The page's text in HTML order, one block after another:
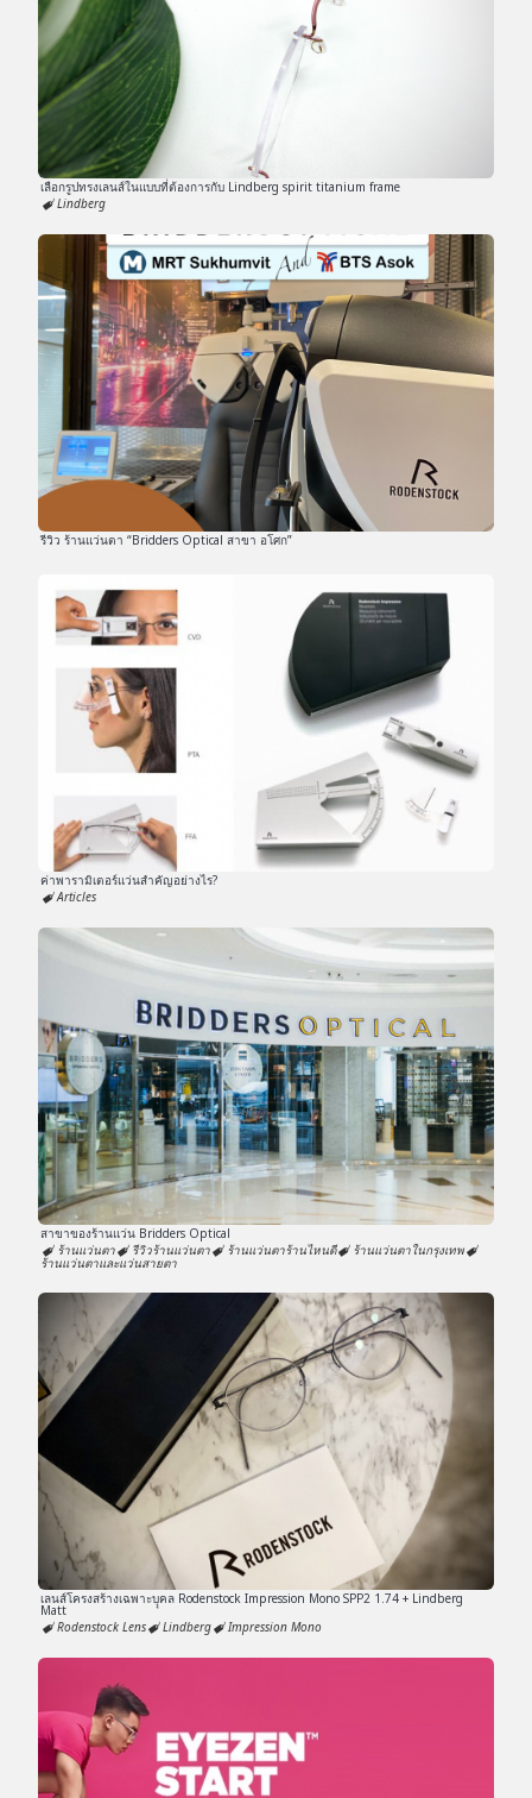
เลือกรูปทรงเลนส์ในแบบที่ต้องการกับ Lindberg spirit titanium frame
Lindberg
รีวิว ร้านแว่นตา “Bridders Optical สาขา อโศก”
ค่าพารามิเตอร์แว่นสำคัญอย่างไร?
Articles
สาขาของร้านแว่น Bridders Optical
ร้านแว่นตา
รีวิวร้านแว่นตา ร้านแว่นตาร้านไหนดี ร้านแว่นตาในกรุงเทพ
ร้านแว่นตาและแว่นสายตา
เลนส์โครงสร้างเฉพาะบุุคล Rodenstock Impression Mono SPP2 1.74 + Lindberg
Matt
Rodenstock Lens
Lindberg Impression Mono